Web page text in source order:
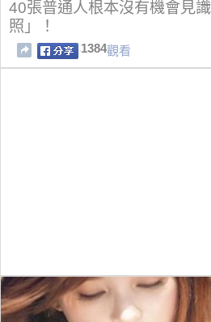
40張普通人根本沒有機會見
照」！
1384觀看